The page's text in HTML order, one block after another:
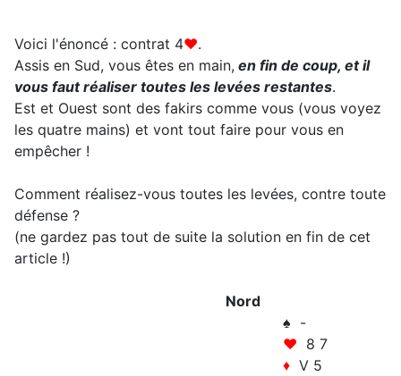
Voici l'énoncé : contrat 4♥.
Assis en Sud, vous êtes en main, en fin de coup, et il
vous faut réaliser toutes les levées restantes.
Est et Ouest sont des fakirs comme vous (vous voyez
les quatre mains) et vont tout faire pour vous en
empêcher !
Comment réalisez-vous toutes les levées, contre toute
défense ?
(ne gardez pas tout de suite la solution en fin de cet
article !)
Nord
♠ -
♥ 8 7
♦ V 5